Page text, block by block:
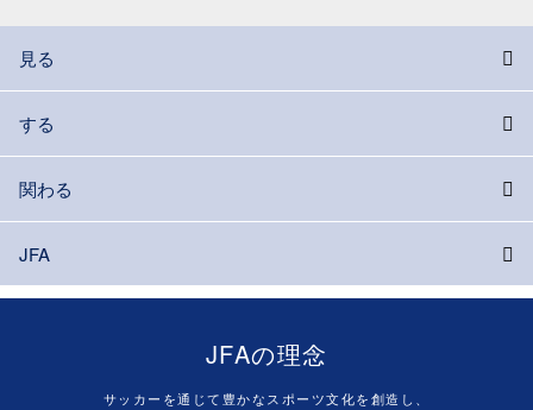
見る
する
関わる
JFA
JFAの理念
サッカーを通じて豊かなスポーツ文化を創造し、